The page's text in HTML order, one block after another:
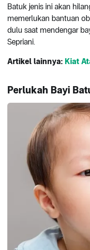
Batuk jenis ini akan
memerlukan bantuan
dulu saat mendengar
Sepriani.
Artikel lainnya: Kiat
Perlukah Bayi